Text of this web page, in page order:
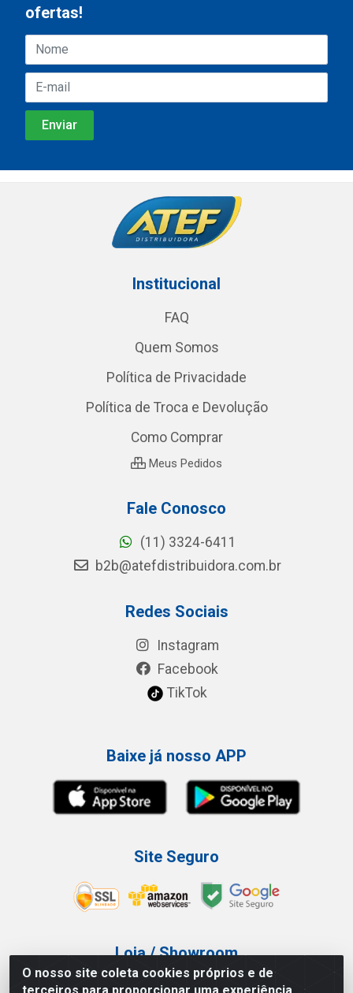
O nosso site coleta cookies próprios e de
ofertas!
Institucional
FAQ
Quem Somos
Política de Privacidade
Política de Troca e Devolução
Como Comprar
Meus Pedidos
Fale Conosco
(11) 3324-6411
b2b@atefdistribuidora.com.br
Redes Sociais
Instagram
Facebook
TikTok
Baixe já nosso APP
Site Seguro
Loja / Showroom
Tel.: (11) 3227-0546